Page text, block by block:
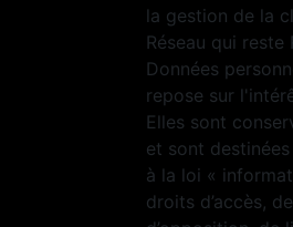
la gestion de la
Réseau qui
Données
repose sur
Elles sont
et sont
à la loi «
droits d’accès,